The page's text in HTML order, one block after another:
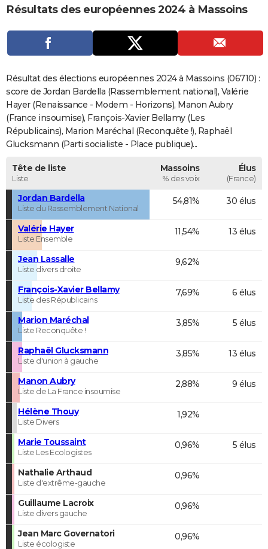
CARTE DE VOEUX
Carte de Noël
Carte Bonne année
Carte Saint-Valentin
Carte Pâques
Carte d'anniversaire
DICTIONNAIRE
Dictionnaire
Biographies
Citations
Expressions
Proverbes
PROGRAMME TV
COPAINS D'AVANT
S'inscrire
Se connecter
Lycées
Collèges
Primaires
Universités
Entreprises
Service militaire
Avis de recherche
AVIS DE DÉCÈS
FORUM
Résultats des européennes 2024 à Massoins
Résultat des élections européennes 2024 à Massoins (06710) :
score de Jordan Bardella (Rassemblement national), Valérie
Hayer (Renaissance - Modem - Horizons), Manon Aubry
(France insoumise), François-Xavier Bellamy (Les
Républicains), Marion Maréchal (Reconquête !), Raphaël
Glucksmann (Parti socialiste - Place publique)...
Tête de liste
Liste
Massoins
% des voix
Élus
(France)
Jordan Bardella
Liste du Rassemblement National
54,81% 30 élus
Valérie Hayer
Liste Ensemble
11,54% 13 élus
Jean Lassalle
Liste divers droite
9,62%
François-Xavier Bellamy
Liste des Républicains
7,69% 6 élus
Marion Maréchal
Liste Reconquête !
3,85% 5 élus
Raphaël Glucksmann
Liste d'union à gauche
3,85% 13 élus
Manon Aubry
Liste de La France insoumise
2,88% 9 élus
Hélène Thouy
Liste Divers
1,92%
Marie Toussaint
Liste Les Ecologistes
0,96% 5 élus
Nathalie Arthaud
Liste d'extrême-gauche
0,96%
Guillaume Lacroix
Liste divers gauche
0,96%
Jean Marc Governatori
Liste écologiste
0,96%